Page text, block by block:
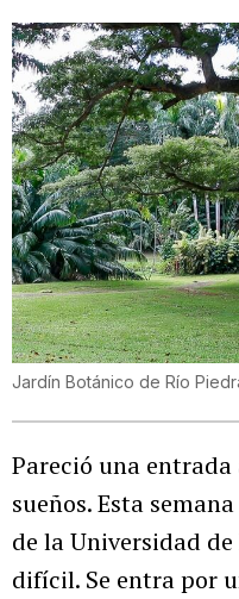
Jardín Botánico de Río
Pareció una
sueños. Esta
de la Universidad de
difícil. Se entra por